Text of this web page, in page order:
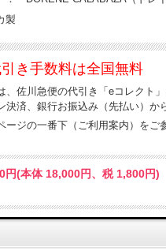
製
き手数料は全国無料
、佐川急便の代引き「eコレクト
決済、銀行お振込み（先払い）か
ージの一番下（ご利用案内）をご
円(本体 18,000円、税 1,800円)